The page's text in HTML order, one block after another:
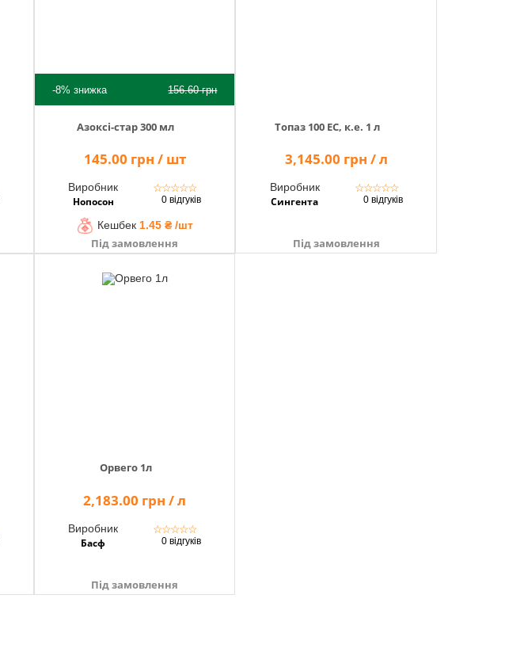
-8% знижка 156.60грн
Азоксі-стар 300 мл
145.00 грн / шт
Виробник
Нопосон
☆☆☆☆☆
0 відгуків
Кешбек 1.45 ₴ /шт
Під замовлення
Топаз 100 ЕС, к.е. 1 л
3,145.00 грн / л
Виробник
Сингента
☆☆☆☆☆
0 відгуків
Під замовлення
Орвего 1л
2,183.00 грн / л
Виробник
Басф
☆☆☆☆☆
0 відгуків
Під замовлення